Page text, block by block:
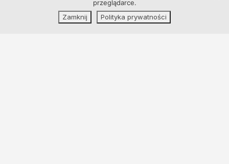
przeglądarce.
Zamknij
Polityka prywatności